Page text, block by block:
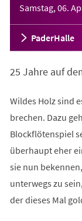
Samstag, 06.
PaderHalle
25 Jahre auf
Wildes Holz sind
brechen. Dazu
Blockflötenspiel
überhaupt eher
sie nun
unterwegs zu
der dieses Mal